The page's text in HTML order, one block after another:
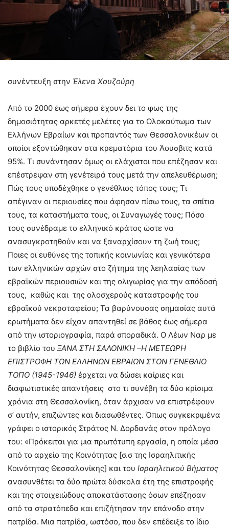
συνέντευξη στην Έλενα Χουζούρη
Από το 2000 έως σήμερα έχουν δει το φως της
δημοσιότητας αρκετές μελέτες για το Ολοκαύτωμα των
Ελλήνων Εβραίων και προπαντός των Θεσσαλονικέων οι
οποίοι εξοντώθηκαν στα κρεματόρια του Άουσβιτς κατά
95%. Τι συνάντησαν όμως οι ελάχιστοι που επέζησαν και
επέστρεψαν στη γενέτειρά τους μετά την απελευθέρωση;
Πώς τους υποδέχθηκε ο γενέθλιος τόπος τους; Τι
απέγιναν οι περιουσίες που άφησαν πίσω τους, τα σπίτια
τους, τα καταστήματα τους, οι Συναγωγές τους; Πόσο
τους συνέδραμε το ελληνικό κράτος ώστε να
ανασυγκροτηθούν και να ξαναρχίσουν τη ζωή τους;
Ποιες οι ευθύνες της τοπικής κοινωνίας και γενικότερα
των ελληνικών αρχών στο ζήτημα της λεηλασίας των
εβραϊκών περιουσιών και της ολιγωρίας για την απόδοσή
τους, καθώς και της ολοσχερούς καταστροφής του
εβραϊκού νεκροταφείου; Τα βαρύνουσας σημασίας αυτά
ερωτήματα δεν είχαν απαντηθεί σε βάθος έως σήμερα
από την ιστοριογραφία, παρά σποραδικά. Ο Λέων Ναρ με
το βιβλίο του ΞΑΝΑ ΣΤΗ ΣΑΛΟΝΙΚΗ –Η ΜΕΤΕΩΡΗ
ΕΠΙΣΤΡΟΦΗ ΤΩΝ ΕΛΛΗΝΩΝ ΕΒΡΑΙΩΝ ΣΤΟΝ ΓΕΝΕΘΛΙΟ
ΤΟΠΟ (1945-1946) έρχεται να δώσει καίριες και
διαφωτιστικές απαντήσεις στο τι συνέβη τα δύο κρίσιμα
χρόνια στη Θεσσαλονίκη, όταν άρχισαν να επιστρέφουν
σ’ αυτήν, επιζώντες και διασωθέντες. Όπως συγκεκριμένα
γράφει ο ιστορικός Στράτος Ν. Δορδανάς στον πρόλογο
του: «Πρόκειται για μια πρωτότυπη εργασία, η οποία μέσα
από το αρχείο της Κοινότητας [σ.σ της Ισραηλιτικής
Κοινότητας Θεσσαλονίκης] και του Ισραηλιτικού Βήματος
ανασυνθέτει τα δύο πρώτα δύσκολα έτη της επιστροφής
και της στοιχειώδους αποκατάστασης όσων επέζησαν
από τα στρατόπεδα και επιζήτησαν την επάνοδο στην
πατρίδα. Μια πατρίδα, ωστόσο, που δεν επέδειξε το ίδιο